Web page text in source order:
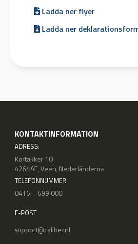
Ladda ner flyer
Ladda ner
KONTAKTINFORMATION
ADRESS:
Kortakker 10
4264AE, Veen, Nederländerna
TELEFONNUMMER
0416 – 699 000
E-POST
support@caliber.nl